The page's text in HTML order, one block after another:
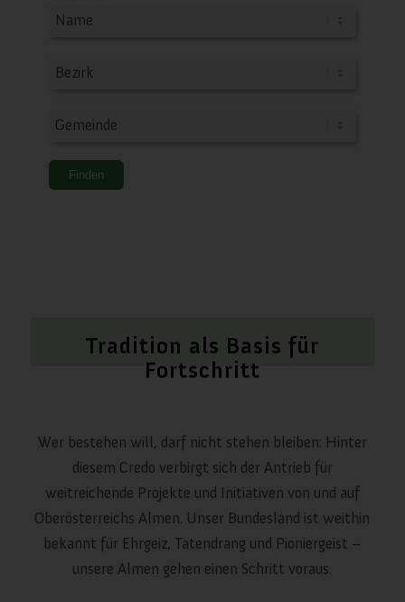
Tradition als Basis für
Fortschritt
Wer bestehen will, darf nicht stehen bleiben: Hinter
diesem Credo verbirgt sich der Antrieb für
weitreichende Projekte und Initiativen von und auf
Oberösterreichs Almen. Unser Bundesland ist weithin
bekannt für Ehrgeiz, Tatendrang und Pioniergeist –
unsere Almen gehen einen Schritt voraus.